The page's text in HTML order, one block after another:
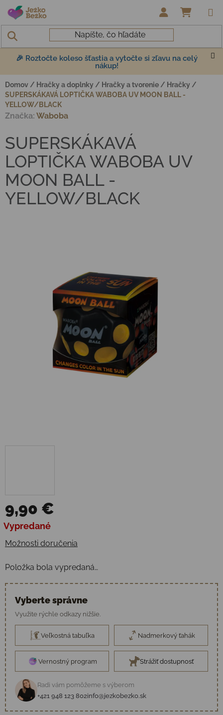
Prejsť na obsah
🎉 Roztočte koleso šťastia a vytočte si zľavu na celý
nákup!
Domov / Hračky a doplnky / Hračky a tvorenie / Hračky /
SUPERSKÁKAVÁ LOPTIČKA WABOBA UV MOON BALL -
YELLOW/BLACK
9,90 €
Jednotková cena:
Vypredané
Možnosti doručenia
Položka bola vypredaná…
Vyberte správne
Využite rýchle odkazy nižšie.
Veľkostná tabuľka Nadmerkový ťahák
Vernostný program Strážiť dostupnosť
Radi vám pomôžeme s výberom
+421 948 123 802info@jezkobezko.sk
SUPERSKÁKAVÁ
LOPTIČKA WABOBA UV
MOON BALL -
YELLOW/BLACK
Značka: Waboba